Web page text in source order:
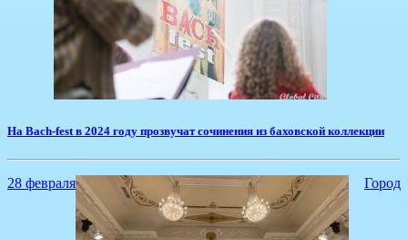
​На Bach-fest в 2024 году прозвучат сочинения из баховской коллекции
28 февраля Город